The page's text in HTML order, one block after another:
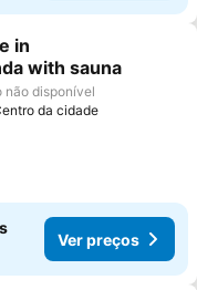
aos favoritos
in
with sauna
não disponível
da cidade
Ver preços